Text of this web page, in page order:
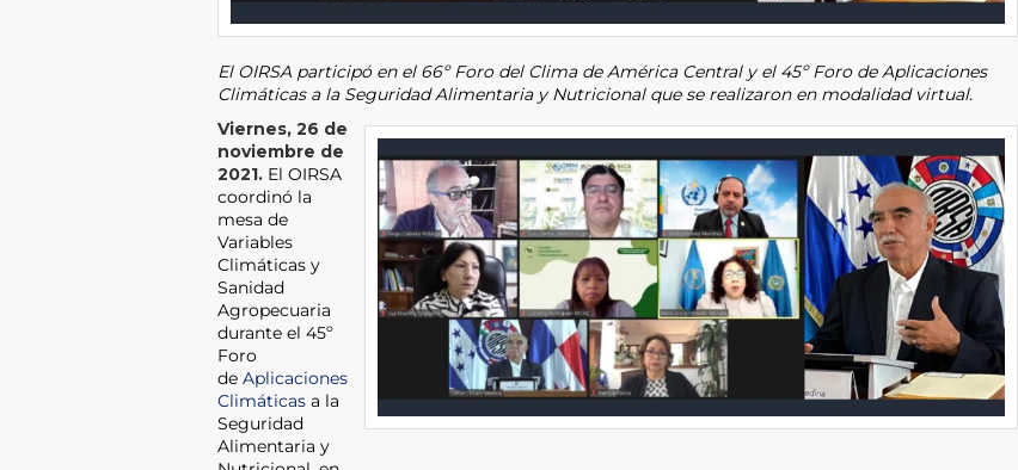
El OIRSA participó en el 66º Foro del Clima de América Central y el 45º Foro de Aplicaciones
Climáticas a la Seguridad Alimentaria y Nutricional que se realizaron en modalidad virtual.
Viernes, 26 de
noviembre de
2021. El OIRSA
coordinó la
mesa de
Variables
Climáticas y
Sanidad
Agropecuaria
durante el 45º
Foro
de Aplicaciones
Climáticas a la
Seguridad
Alimentaria y